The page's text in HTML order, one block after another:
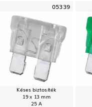
05339
Késes biztosíték
19 x 13 mm
25 A